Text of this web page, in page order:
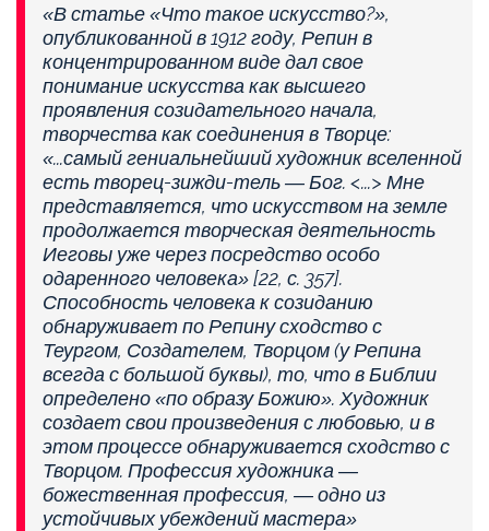
«В статье «Что такое искусство?»,
опубликованной в 1912 году, Репин в
концентрированном виде дал свое
понимание искусства как высшего
проявления созидательного начала,
творчества как соединения в Творце:
«...самый гениальнейший художник вселенной
есть творец-зижди-тель — Бог. <...> Мне
представляется, что искусством на земле
продолжается творческая деятельность
Иеговы уже через посредство особо
одаренного человека» [22, с. 357].
Способность человека к созиданию
обнаруживает по Репину сходство с
Теургом, Создателем, Творцом (у Репина
всегда с большой буквы), то, что в Библии
определено «по образу Божию». Художник
создает свои произведения с любовью, и в
этом процессе обнаруживается сходство с
Творцом. Профессия художника —
божественная профессия, — одно из
устойчивых убеждений мастера»